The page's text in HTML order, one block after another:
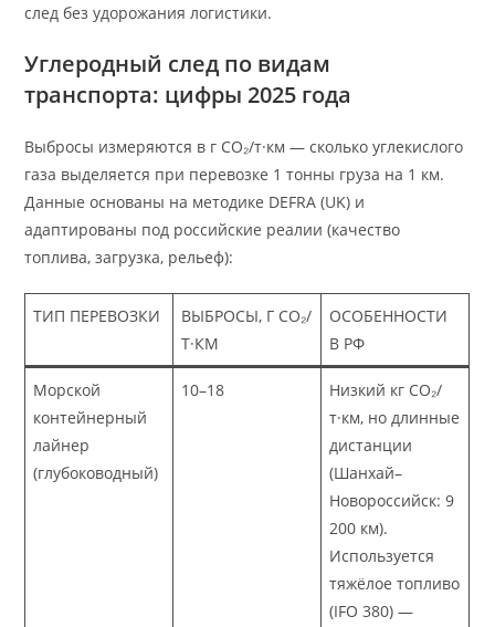
след без удорожания логистики.
Углеродный след по видам
транспорта: цифры 2025 года
Выбросы измеряются в г CO₂/т·км — сколько углекислого
газа выделяется при перевозке 1 тонны груза на 1 км.
Данные основаны на методике DEFRA (UK) и
адаптированы под российские реалии (качество
топлива, загрузка, рельеф):
ТИП ПЕРЕВОЗКИ
ВЫБРОСЫ, Г CO₂/
Т·КМ
ОСОБЕННОСТИ
В РФ
Морской
контейнерный
лайнер
(глубоководный)
10–18
Низкий кг CO₂/
т·км, но длинные
дистанции
(Шанхай–
Новороссийск: 9
200 км).
Используется
тяжёлое топливо
(IFO 380) —